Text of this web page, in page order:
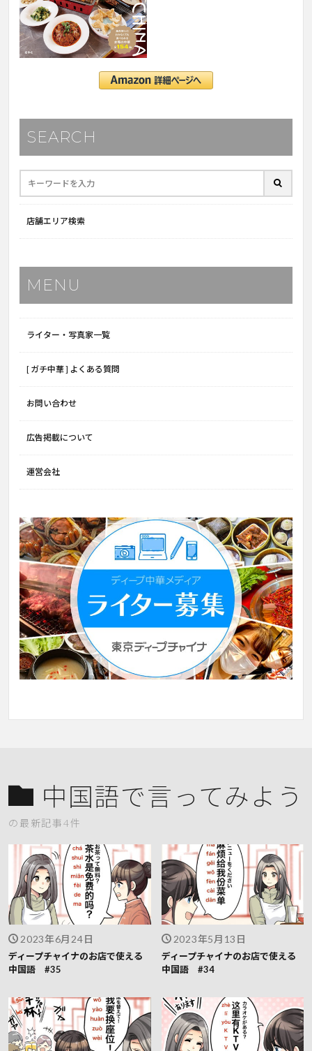
SEARCH
店舗エリア検索
MENU
ライター・写真家一覧
[ ガチ中華 ] よくある質問
お問い合わせ
広告掲載について
運営会社
中国語で言ってみよう
の最新記事4件
2023年6月24日
ディープチャイナのお店で使える
中国語 #35
2023年5月13日
ディープチャイナのお店で使える
中国語 #34